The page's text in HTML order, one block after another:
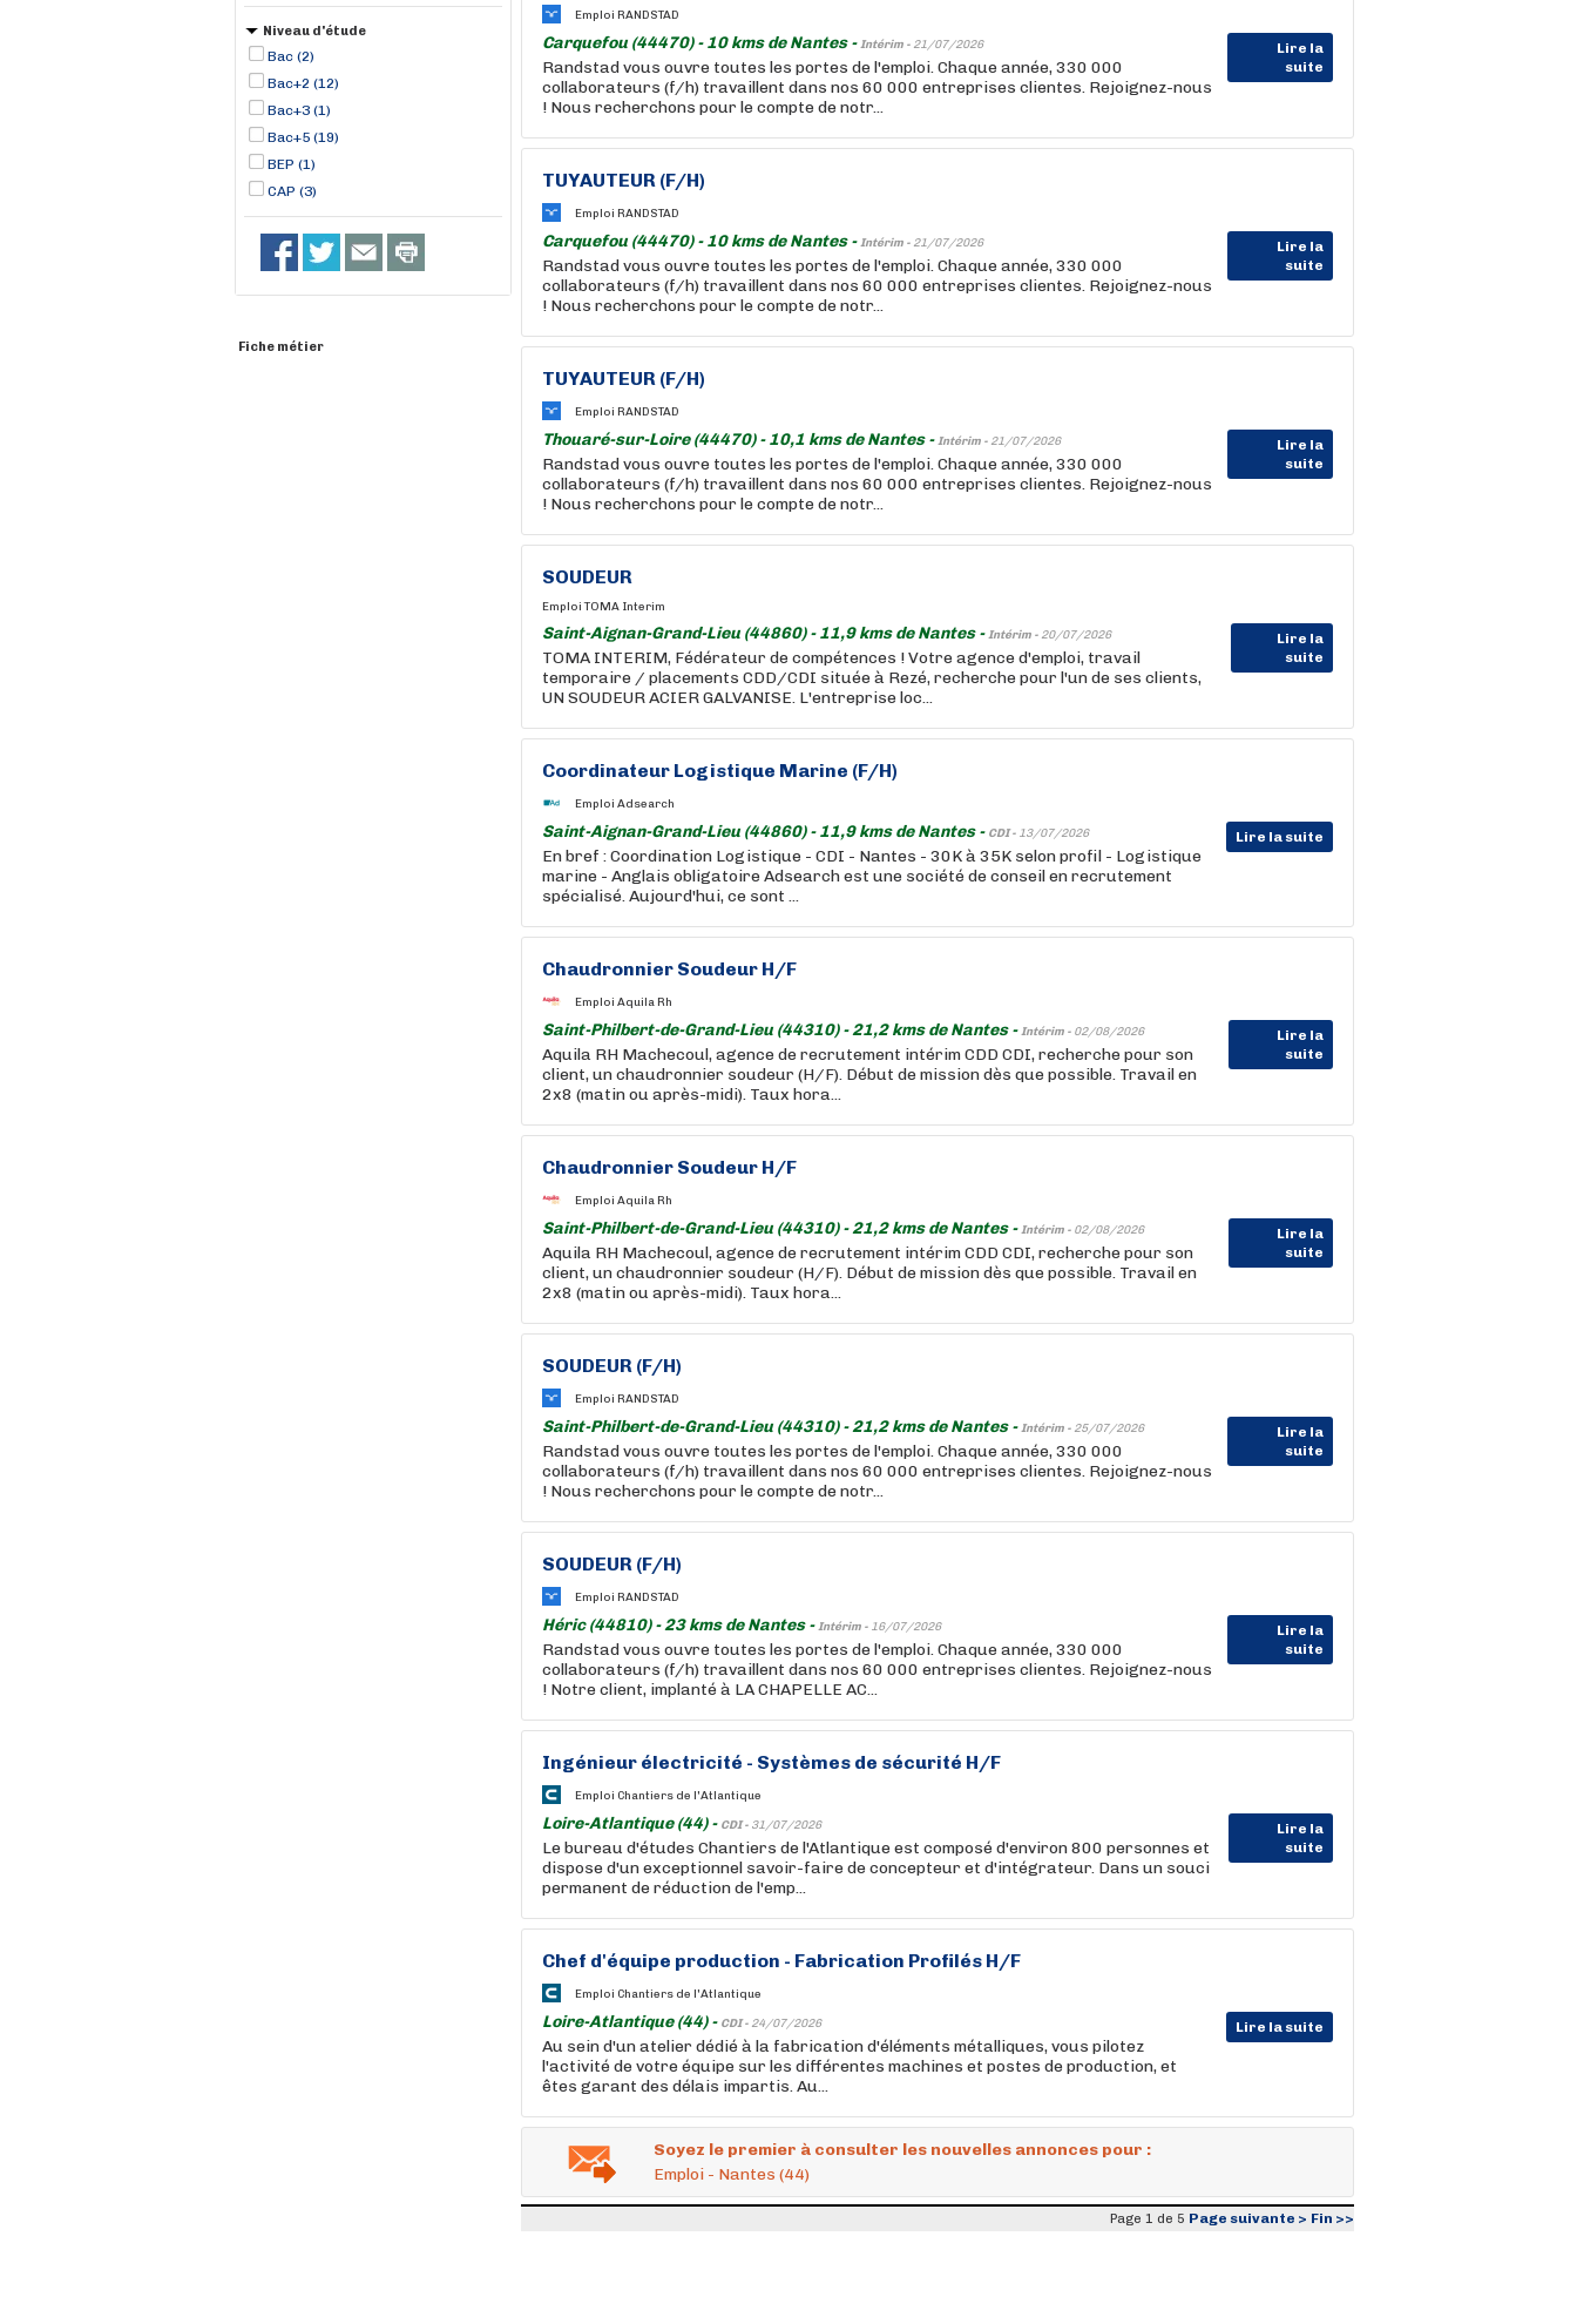
Niveau d'étude
Bac (2)
Bac+2 (12)
Bac+3 (1)
Bac+5 (19)
BEP (1)
CAP (3)
Fiche métier
Emploi RANDSTAD
Carquefou (44470) - 10 kms de Nantes -Intérim - 21/07/2026
Lire la
suite
Randstad vous ouvre toutes les portes de l'emploi. Chaque année, 330 000
collaborateurs (f/h) travaillent dans nos 60 000 entreprises clientes. Rejoignez-nous
! Nous recherchons pour le compte de notr...
TUYAUTEUR (F/H)
Emploi RANDSTAD
Carquefou (44470) - 10 kms de Nantes -Intérim - 21/07/2026
Lire la
suite
Randstad vous ouvre toutes les portes de l'emploi. Chaque année, 330 000
collaborateurs (f/h) travaillent dans nos 60 000 entreprises clientes. Rejoignez-nous
! Nous recherchons pour le compte de notr...
TUYAUTEUR (F/H)
Emploi RANDSTAD
Thouaré-sur-Loire (44470) - 10,1 kms de Nantes -Intérim - 21/07/2026
Lire la
suite
Randstad vous ouvre toutes les portes de l'emploi. Chaque année, 330 000
collaborateurs (f/h) travaillent dans nos 60 000 entreprises clientes. Rejoignez-nous
! Nous recherchons pour le compte de notr...
SOUDEUR
Emploi TOMA Interim
Saint-Aignan-Grand-Lieu (44860) - 11,9 kms de Nantes -Intérim - 20/07/2026
Lire la
suite
TOMA INTERIM, Fédérateur de compétences ! Votre agence d'emploi, travail
temporaire / placements CDD/CDI située à Rezé, recherche pour l'un de ses clients,
UN SOUDEUR ACIER GALVANISE. L'entreprise loc...
Coordinateur Logistique Marine (F/H)
Emploi Adsearch
Saint-Aignan-Grand-Lieu (44860) - 11,9 kms de Nantes - CDI - 13/07/2026 Lire la suite
En bref : Coordination Logistique - CDI - Nantes - 30K à 35K selon profil - Logistique
marine - Anglais obligatoire Adsearch est une société de conseil en recrutement
spécialisé. Aujourd'hui, ce sont ...
Chaudronnier Soudeur H/F
Emploi Aquila Rh
Saint-Philbert-de-Grand-Lieu (44310) - 21,2 kms de Nantes -Intérim - 02/08/2026
Lire la
suite
Aquila RH Machecoul, agence de recrutement intérim CDD CDI, recherche pour son
client, un chaudronnier soudeur (H/F). Début de mission dès que possible. Travail en
2x8 (matin ou après-midi). Taux hora...
Chaudronnier Soudeur H/F
Emploi Aquila Rh
Saint-Philbert-de-Grand-Lieu (44310) - 21,2 kms de Nantes -Intérim - 02/08/2026
Lire la
suite
Aquila RH Machecoul, agence de recrutement intérim CDD CDI, recherche pour son
client, un chaudronnier soudeur (H/F). Début de mission dès que possible. Travail en
2x8 (matin ou après-midi). Taux hora...
SOUDEUR (F/H)
Emploi RANDSTAD
Saint-Philbert-de-Grand-Lieu (44310) - 21,2 kms de Nantes -Intérim - 25/07/2026
Lire la
suite
Randstad vous ouvre toutes les portes de l'emploi. Chaque année, 330 000
collaborateurs (f/h) travaillent dans nos 60 000 entreprises clientes. Rejoignez-nous
! Nous recherchons pour le compte de notr...
SOUDEUR (F/H)
Emploi RANDSTAD
Héric (44810) - 23 kms de Nantes -Intérim - 16/07/2026
Lire la
suite
Randstad vous ouvre toutes les portes de l'emploi. Chaque année, 330 000
collaborateurs (f/h) travaillent dans nos 60 000 entreprises clientes. Rejoignez-nous
! Notre client, implanté à LA CHAPELLE AC...
Ingénieur électricité - Systèmes de sécurité H/F
Emploi Chantiers de l'Atlantique
Loire-Atlantique (44) - CDI - 31/07/2026
Lire la
suite
Le bureau d'études Chantiers de l'Atlantique est composé d'environ 800 personnes et
dispose d'un exceptionnel savoir-faire de concepteur et d'intégrateur. Dans un souci
permanent de réduction de l'emp...
Chef d'équipe production - Fabrication Profilés H/F
Emploi Chantiers de l'Atlantique
Loire-Atlantique (44) - CDI - 24/07/2026 Lire la suite
Au sein d'un atelier dédié à la fabrication d'éléments métalliques, vous pilotez
l'activité de votre équipe sur les différentes machines et postes de production, et
êtes garant des délais impartis. Au...
Soyez le premier à consulter les nouvelles annonces pour :
Emploi - Nantes (44)
Page 1 de 5 Page suivante > Fin >>